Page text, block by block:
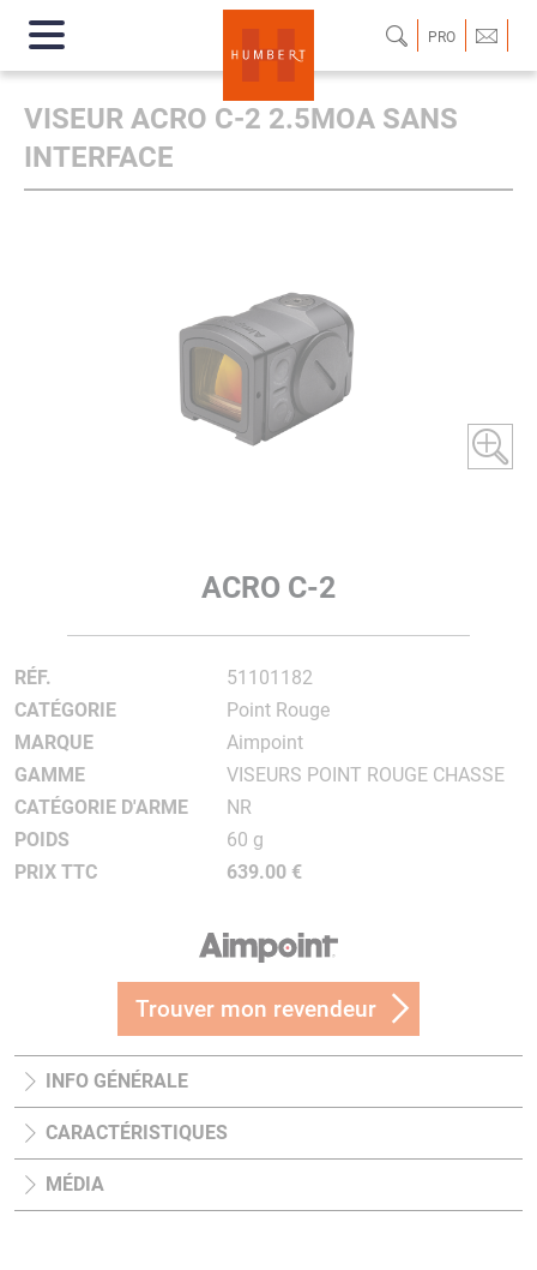
PRO
VISEUR ACRO C-2 2.5MOA SANS
INTERFACE
ACRO C-2
RÉF.
51101182
CATÉGORIE
Point Rouge
MARQUE
Aimpoint
GAMME
VISEURS POINT ROUGE CHASSE
CATÉGORIE D'ARME
NR
POIDS
60 g
PRIX TTC
639.00 €
Trouver mon revendeur
INFO GÉNÉRALE
CARACTÉRISTIQUES
MÉDIA